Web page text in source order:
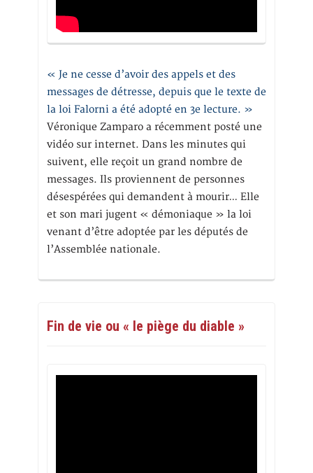
« Je ne cesse d’avoir des appels et des
messages de détresse, depuis que le texte de
la loi Falorni a été adopté en 3e lecture. »
Véronique Zamparo a récemment posté une
vidéo sur internet. Dans les minutes qui
suivent, elle reçoit un grand nombre de
messages. Ils proviennent de personnes
désespérées qui demandent à mourir… Elle
et son mari jugent « démoniaque » la loi
venant d’être adoptée par les députés de
l’Assemblée nationale.
Fin de vie ou « le piège du diable »